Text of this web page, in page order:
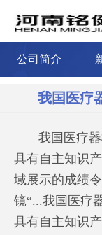
公司简介
我国医疗
我国医疗器
具有自主知识
域展示的成绩
镜“...我国医疗
具有自主知识